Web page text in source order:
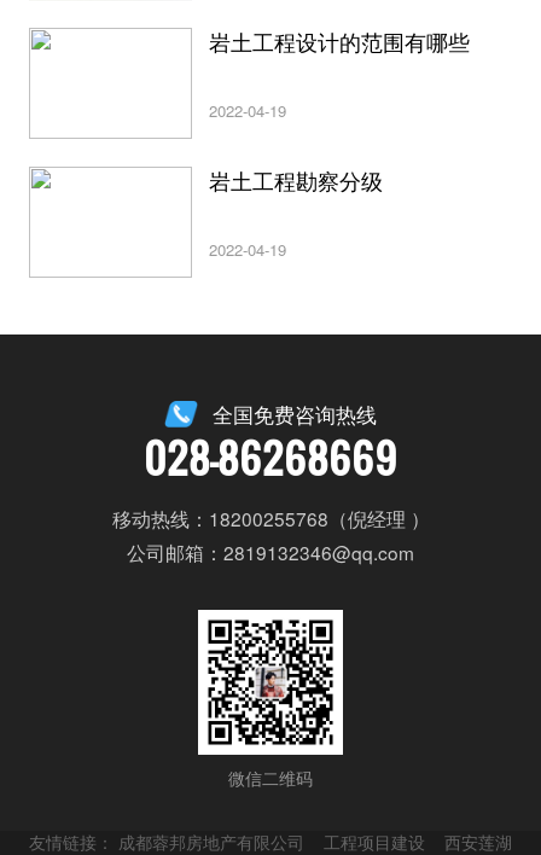
岩土工程设计的范围有哪些
2022-04-19
岩土工程勘察分级
2022-04-19
全国免费咨询热线
028-86268669
移动热线：18200255768（倪经理 ）
公司邮箱：2819132346@qq.com
微信二维码
友情链接： 成都蓉邦房地产有限公司 工程项目建设
西安莲湖